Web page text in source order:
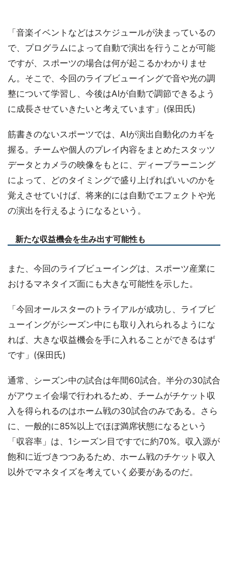
「音楽イベントなどはスケジュールが決まっているの
で、プログラムによって自動で演出を行うことが可能
ですが、スポーツの場合は何が起こるかわかりませ
ん。そこで、今回のライブビューイングで音や光の調
整について学習し、今後はAIが自動で調節できるよう
に成長させていきたいと考えています」(保田氏)
筋書きのないスポーツでは、AIが演出自動化のカギを
握る。チームや個人のプレイ内容をまとめたスタッツ
データとカメラの映像をもとに、ディープラーニング
によって、どのタイミングで盛り上げればいいのかを
覚えさせていけば、将来的には自動でエフェクトや光
の演出を行えるようになるという。
新たな収益機会を生み出す可能性も
また、今回のライブビューイングは、スポーツ産業に
おけるマネタイズ面にも大きな可能性を示した。
「今回オールスターのトライアルが成功し、ライブビ
ューイングがシーズン中にも取り入れられるようにな
れば、大きな収益機会を手に入れることができるはず
です」(保田氏)
通常、シーズン中の試合は年間60試合。半分の30試合
がアウェイ会場で行われるため、チームがチケット収
入を得られるのはホーム戦の30試合のみである。さら
に、一般的に85%以上でほぼ満席状態になるという
「収容率」は、1シーズン目ですでに約70%。収入源が
飽和に近づきつつあるため、ホーム戦のチケット収入
以外でマネタイズを考えていく必要があるのだ。